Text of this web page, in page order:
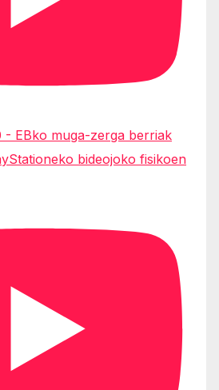
- EBko muga-zerga berriak
bideojoko fisikoen